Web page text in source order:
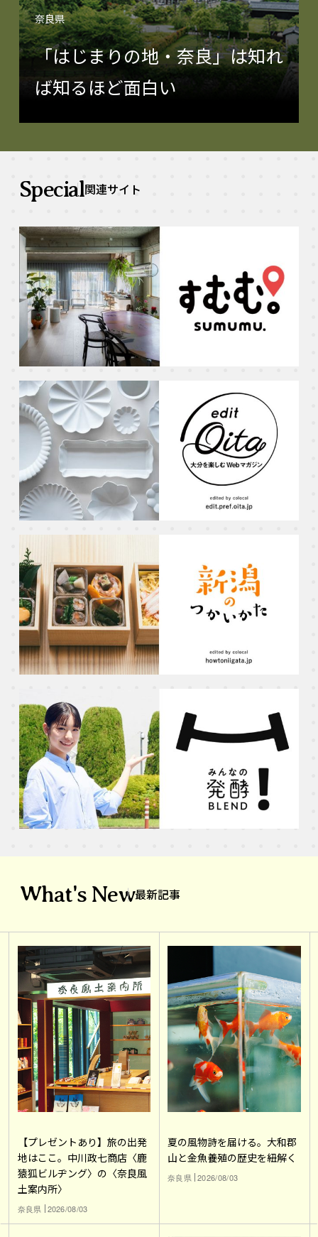
奈良県
「はじまりの地・奈良」は知れ
ば知るほど面白い
Special関連サイト
What's New最新記事
【プレゼントあり】旅の出発
地はここ。中川政七商店〈鹿
猿狐ビルヂング〉の〈奈良風
土案内所〉
奈良県 2026/08/03
夏の風物詩を届ける。大和郡
山と金魚養殖の歴史を紐解く
奈良県 2026/08/03